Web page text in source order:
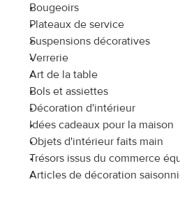
Bougeoirs
Plateaux de service
Suspensions décoratives
Verrerie
Art de la table
Bols et assiettes
Décoration d'intérieur
Idées cadeaux pour la maison
Objets d'intérieur faits main
Trésors issus du commerce
Articles de décoration